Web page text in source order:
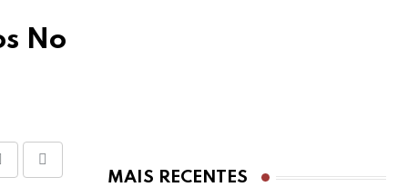
No
Print
Share
MAIS RECENTES